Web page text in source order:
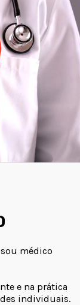
sou médico
e na prática
individuais.